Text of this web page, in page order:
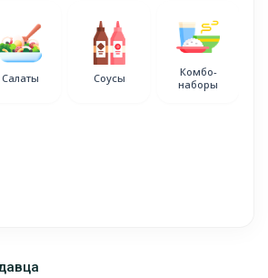
Салаты Соусы
Комбо-
наборы